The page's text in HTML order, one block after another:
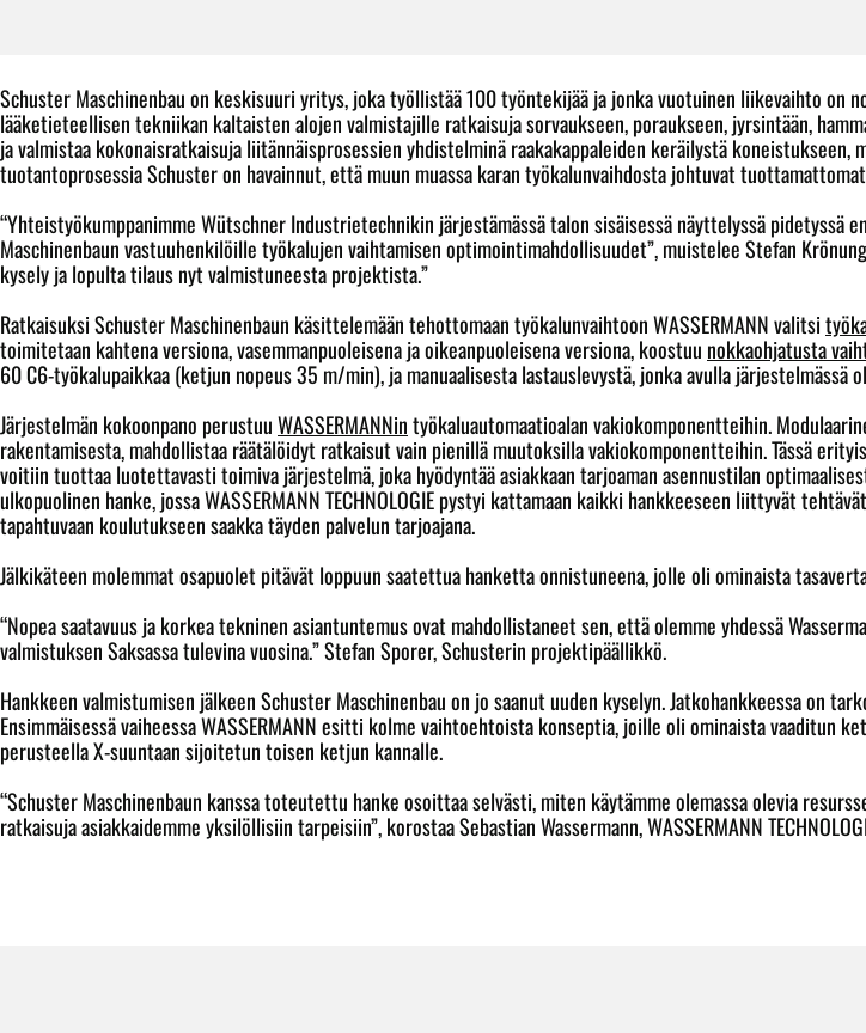
Schuster Maschinenbau on keskisuuri yritys, joka työllistää 100 työntekijää ja jonka vuotuinen liikevaihto
lääketieteellisen tekniikan kaltaisten alojen valmistajille ratkaisuja sorvaukseen, poraukseen, jyrsintään,
ja valmistaa kokonaisratkaisuja liitännäisprosessien yhdistelminä raakakappaleiden keräilystä
tuotantoprosessia Schuster on havainnut, että muun muassa karan työkalunvaihdosta johtuvat
“Yhteistyökumppanimme Wütschner Industrietechnikin järjestämässä talon sisäisessä näyttelyssä
Maschinenbaun vastuuhenkilöille työkalujen vaihtamisen optimointimahdollisuudet”, muistelee Stefan
kysely ja lopulta tilaus nyt valmistuneesta projektista.”
Ratkaisuksi Schuster Maschinenbaun käsittelemään tehottomaan työkalunvaihtoon WASSERMANN valitsi
toimitetaan kahtena versiona, vasemmanpuoleisena ja oikeanpuoleisena versiona, koostuu nokkaohjatusta
60 C6-työkalupaikkaa (ketjun nopeus 35 m/min), ja manuaalisesta lastauslevystä, jonka avulla järjestelmässä
Järjestelmän kokoonpano perustuuWASSERMANNintyökaluautomaatioalan vakiokomponentteihin.
rakentamisesta, mahdollistaa räätälöidyt ratkaisut vain pienillä muutoksilla vakiokomponentteihin. Tässä
voitiin tuottaa luotettavasti toimiva järjestelmä, joka hyödyntää asiakkaan tarjoaman asennustilan
ulkopuolinen hanke, jossa WASSERMANN TECHNOLOGIE pystyi kattamaan kaikki hankkeeseen liittyvät
tapahtuvaan koulutukseen saakka täyden palvelun tarjoajana.
Jälkikäteen molemmat osapuolet pitävät loppuun saatettua hanketta onnistuneena, jolle oli ominaista
“Nopea saatavuus ja korkea tekninen asiantuntemus ovat mahdollistaneet sen, että olemme yhdessä
valmistuksen Saksassa tulevina vuosina.” Stefan Sporer, Schusterin projektipäällikkö.
Hankkeen valmistumisen jälkeen Schuster Maschinenbau on jo saanut uuden kyselyn. Jatkohankkeessa on
Ensimmäisessä vaiheessa WASSERMANN esitti kolme vaihtoehtoista konseptia, joille oli ominaista
perusteella X-suuntaan sijoitetun toisen ketjun kannalle.
“Schuster Maschinenbaun kanssa toteutettu hanke osoittaa selvästi, miten käytämme olemassa olevia
ratkaisuja asiakkaidemme yksilöllisiin tarpeisiin”, korostaa Sebastian Wassermann, WASSERMANN